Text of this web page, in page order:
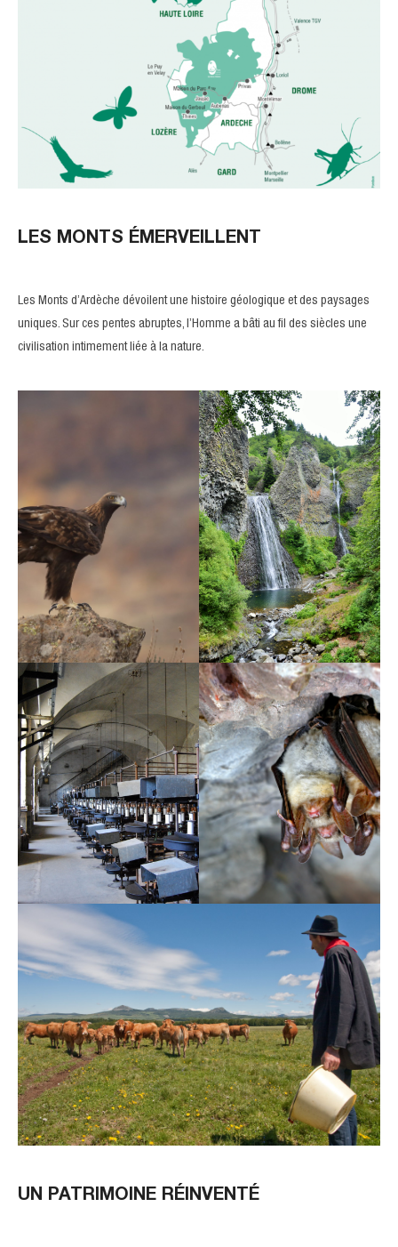
LES MONTS ÉMERVEILLENT
Les Monts d’Ardèche dévoilent une histoire géologique et des paysages
uniques. Sur ces pentes abruptes, l’Homme a bâti au fil des siècles une
civilisation intimement liée à la nature.
UN PATRIMOINE RÉINVENTÉ